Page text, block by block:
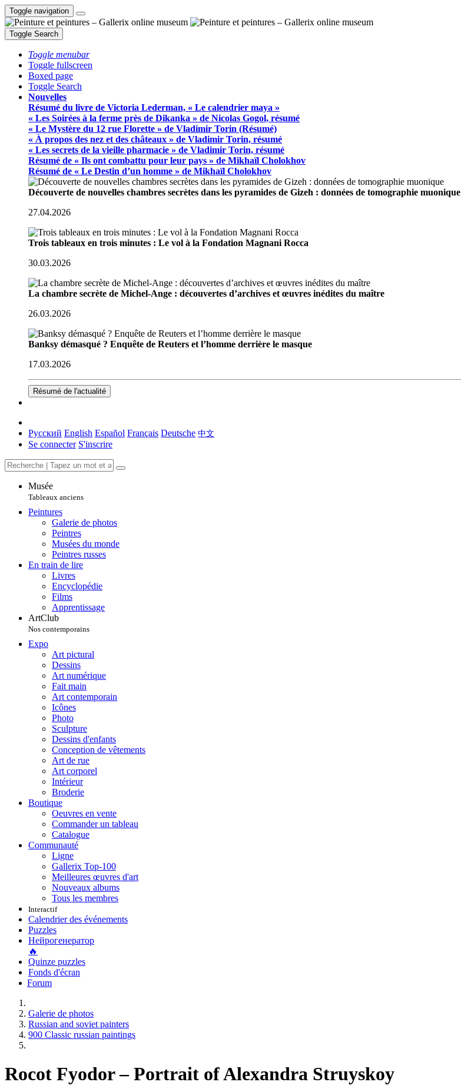
Toggle navigation
Toggle Search
Toggle menubar
Toggle fullscreen
Boxed page
Toggle Search
Nouvelles
Résumé du livre de Victoria Lederman, « Le calendrier maya »
« Les Soirées à la ferme près de Dikanka » de Nicolas Gogol, résumé
« Le Mystère du 12 rue Florette » de Vladimir Torin (Résumé)
« À propos des nez et des châteaux » de Vladimir Torin, résumé
« Les secrets de la vieille pharmacie » de Vladimir Torin, résumé
Résumé de « Ils ont combattu pour leur pays » de Mikhaïl Cholokhov
Résumé de « Le Destin d’un homme » de Mikhaïl Cholokhov
Découverte de nouvelles chambres secrètes dans les pyramides de Gizeh : données de tomographie muonique
27.04.2026
Trois tableaux en trois minutes : Le vol à la Fondation Magnani Rocca
30.03.2026
La chambre secrète de Michel-Ange : découvertes d’archives et œuvres inédites du maître
26.03.2026
Banksy démasqué ? Enquête de Reuters et l’homme derrière le masque
17.03.2026
Résumé de l'actualité
Русский English Español Français Deutsche 中文
Se connecter S'inscrire
Musée
Tableaux anciens
Peintures
Galerie de photos
Peintres
Musées du monde
Peintres russes
En train de lire
Livres
Encyclopédie
Films
Apprentissage
ArtClub
Nos contemporains
Expo
Art pictural
Dessins
Art numérique
Fait main
Art contemporain
Icônes
Photo
Sculpture
Dessins d'enfants
Conception de vêtements
Art de rue
Art corporel
Intérieur
Broderie
Boutique
Oeuvres en vente
Commander un tableau
Catalogue
Communauté
Ligne
Gallerix Top-100
Meilleures œuvres d'art
Nouveaux albums
Tous les membres
Interactif
Calendrier des événements
Puzzles
Нейрогенератор
🔥
Quinze puzzles
Fonds d'écran
Forum
Galerie de photos
Russian and soviet painters
900 Classic russian paintings
Rocot Fyodor – Portrait of Alexandra Struyskoy